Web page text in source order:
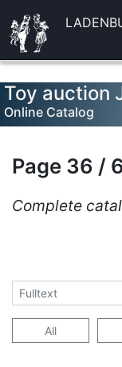
Toy auction
Online Catalog
Page 36 /
Complete
All